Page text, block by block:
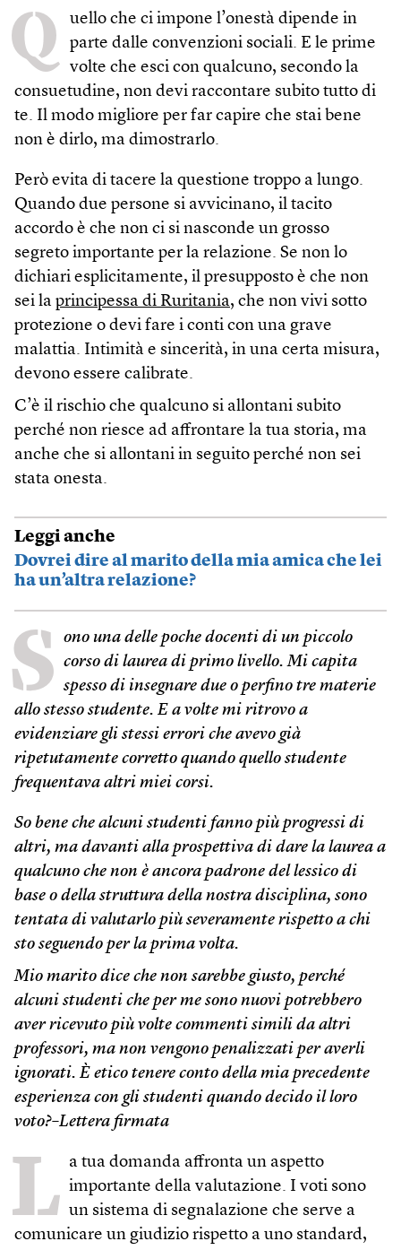
Q uello che ci impone l’onestà dipende in
parte dalle convenzioni sociali. E le prime
volte che esci con qualcuno, secondo la
consuetudine, non devi raccontare subito tutto di
te. Il modo migliore per far capire che stai bene
non è dirlo, ma dimostrarlo.
Però evita di tacere la questione troppo a lungo.
Quando due persone si avvicinano, il tacito
accordo è che non ci si nasconde un grosso
segreto importante per la relazione. Se non lo
dichiari esplicitamente, il presupposto è che non
sei la principessa di Ruritania, che non vivi sotto
protezione o devi fare i conti con una grave
malattia. Intimità e sincerità, in una certa misura,
devono essere calibrate.
C’è il rischio che qualcuno si allontani subito
perché non riesce ad affrontare la tua storia, ma
anche che si allontani in seguito perché non sei
stata onesta.
Leggi anche
Dovrei dire al marito della mia amica che lei
ha un’altra relazione?
S ono una delle poche docenti di un piccolo
corso di laurea di primo livello. Mi capita
spesso di insegnare due o perfino tre materie
allo stesso studente. E a volte mi ritrovo a
evidenziare gli stessi errori che avevo già
ripetutamente corretto quando quello studente
frequentava altri miei corsi.
So bene che alcuni studenti fanno più progressi di
altri, ma davanti alla prospettiva di dare la laurea a
qualcuno che non è ancora padrone del lessico di
base o della struttura della nostra disciplina, sono
tentata di valutarlo più severamente rispetto a chi
sto seguendo per la prima volta.
Mio marito dice che non sarebbe giusto, perché
alcuni studenti che per me sono nuovi potrebbero
aver ricevuto più volte commenti simili da altri
professori, ma non vengono penalizzati per averli
ignorati. È etico tenere conto della mia precedente
esperienza con gli studenti quando decido il loro
voto?–Lettera firmata
L a tua domanda affronta un aspetto
importante della valutazione. I voti sono
un sistema di segnalazione che serve a
comunicare un giudizio rispetto a uno standard,